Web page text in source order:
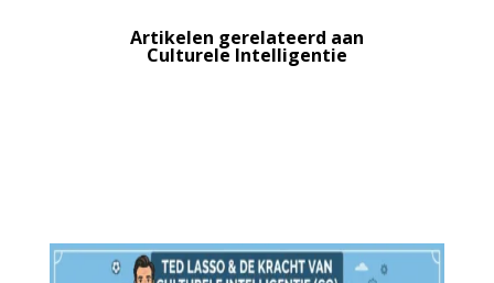
Artikelen gerelateerd aan
Culturele Intelligentie